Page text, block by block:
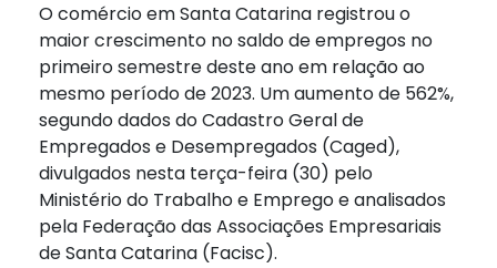
O comércio em Santa Catarina registrou o
maior crescimento no saldo de empregos no
primeiro semestre deste ano em relação ao
mesmo período de 2023. Um aumento de 562%,
segundo dados do Cadastro Geral de
Empregados e Desempregados (Caged),
divulgados nesta terça-feira (30) pelo
Ministério do Trabalho e Emprego e analisados
pela Federação das Associações Empresariais
de Santa Catarina (Facisc).